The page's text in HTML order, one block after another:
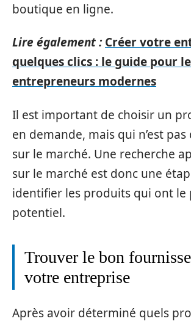
boutique en ligne.
Lire également : Créer votre
quelques clics : le guide pour
entrepreneurs modernes
Il est important de choisir un
en demande, mais qui n’est
sur le marché. Une recherche
sur le marché est donc une
identifier les produits qui ont le
potentiel.
Trouver le bon
votre entreprise
Après avoir déterminé quels